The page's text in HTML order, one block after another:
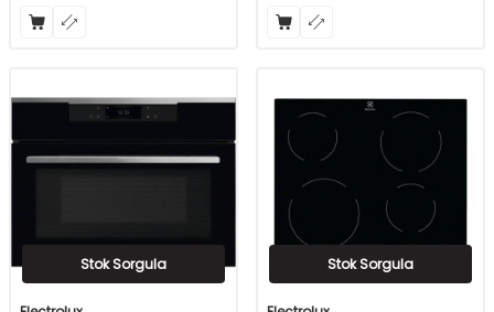
Stok Sorgula Stok Sorgula